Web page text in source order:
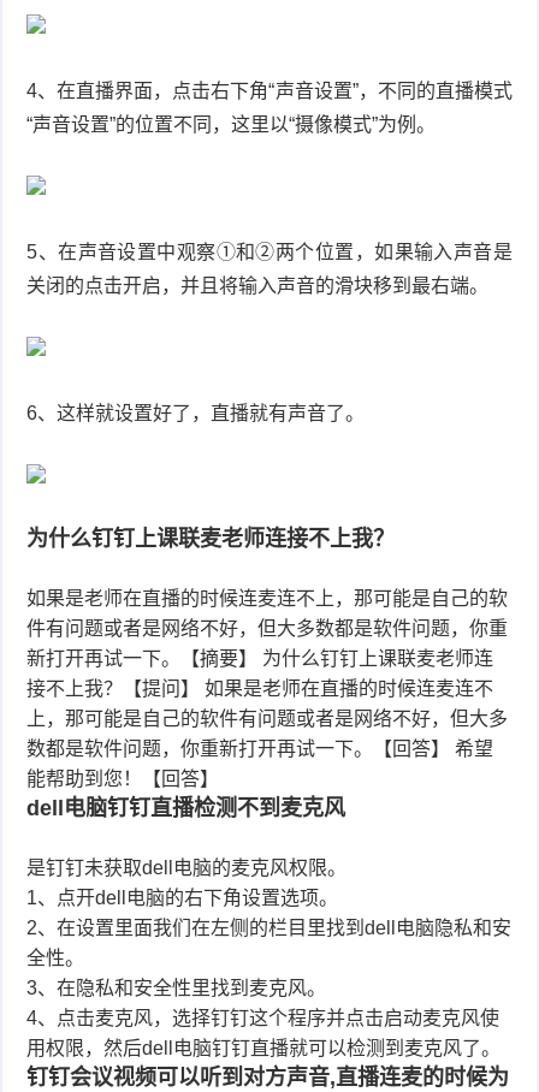
4、在直播界面，点击右下角“声音设置”，不同的直播模式
“声音设置”的位置不同，这里以“摄像模式”为例。
5、在声音设置中观察①和②两个位置，如果输入声音是
关闭的点击开启，并且将输入声音的滑块移到最右端。
6、这样就设置好了，直播就有声音了。
为什么钉钉上课联麦老师连接不上我？
如果是老师在直播的时候连麦连不上，那可能是自己的软
件有问题或者是网络不好，但大多数都是软件问题，你重
新打开再试一下。【摘要】 为什么钉钉上课联麦老师连
接不上我？【提问】 如果是老师在直播的时候连麦连不
上，那可能是自己的软件有问题或者是网络不好，但大多
数都是软件问题，你重新打开再试一下。【回答】 希望
能帮助到您！【回答】
dell电脑钉钉直播检测不到麦克风
是钉钉未获取dell电脑的麦克风权限。
1、点开dell电脑的右下角设置选项。
2、在设置里面我们在左侧的栏目里找到dell电脑隐私和安
全性。
3、在隐私和安全性里找到麦克风。
4、点击麦克风，选择钉钉这个程序并点击启动麦克风使
用权限，然后dell电脑钉钉直播就可以检测到麦克风了。
钉钉会议视频可以听到对方声音,直播连麦的时候为